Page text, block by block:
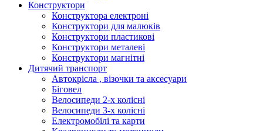
Конструктори
Конструктора електроні
Конструктори для малюків
Конструктори пластикові
Конструктори металеві
Конструктори магнітні
Дитячий транспорт
Автокрісла , візочки та аксесуари
Біговел
Велосипеди 2-х колісні
Велосипеди 3-х колісні
Електромобілі та карти